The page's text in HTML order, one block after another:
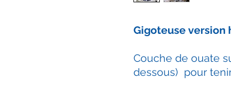
Gigoteuse version
Couche de ouate
dessous) pour